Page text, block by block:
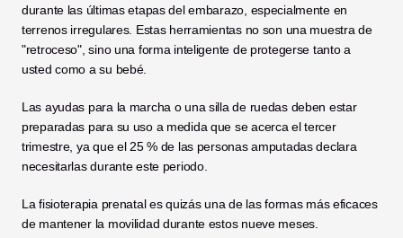
durante las últimas etapas del embarazo, especialmente en
terrenos irregulares. Estas herramientas no son una muestra de
"retroceso", sino una forma inteligente de protegerse tanto a
usted como a su bebé.
Las ayudas para la marcha o una silla de ruedas deben estar
preparadas para su uso a medida que se acerca el tercer
trimestre, ya que el 25 % de las personas amputadas declara
necesitarlas durante este periodo.
La fisioterapia prenatal es quizás una de las formas más eficaces
de mantener la movilidad durante estos nueve meses.